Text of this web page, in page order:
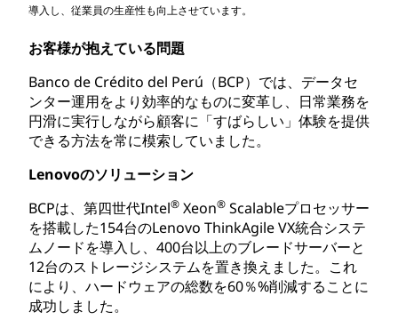
導入し、従業員の生産性も向上させています。
お客様が抱えている問題
Banco de Crédito del Perú（BCP）では、データセ
ンター運用をより効率的なものに変革し、日常業務を
円滑に実行しながら顧客に「すばらしい」体験を提供
できる方法を常に模索していました。
Lenovoのソリューション
BCPは、第四世代Intel® Xeon® Scalableプロセッサー
を搭載した154台のLenovo ThinkAgile VX統合システ
ムノードを導入し、400台以上のブレードサーバーと
12台のストレージシステムを置き換えました。これ
により、ハードウェアの総数を60％%削減することに
成功しました。